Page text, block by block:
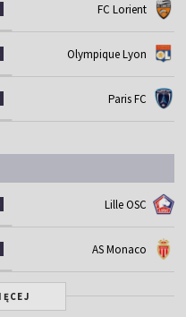
FC Lorient
Olympique Lyon
Paris FC
Lille OSC
AS Monaco